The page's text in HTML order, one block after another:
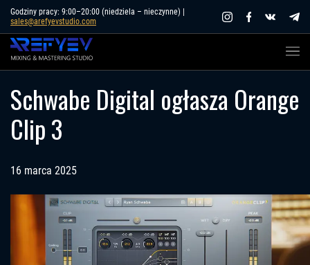
Skip
content
Godziny pracy: 9:00–20:00 (niedziela – nieczynne) |
sales@arefyevstudio.com
Schwabe Digital ogłasza Orange
Clip 3
16 marca 2025